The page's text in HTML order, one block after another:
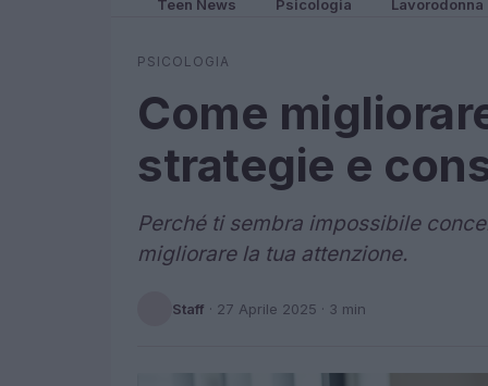
Teen News Psicologia Lavorodonna
PSICOLOGIA
Come
strategie e
Perché ti sembra impossibile
migliorare la tua attenzione.
Staff · 27 Aprile 2025 · 3 min